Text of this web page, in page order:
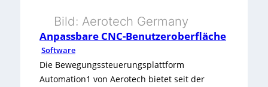
a
s
c
Bild: Aerotech Germany
Anpassbare CNC-Benutzeroberfläche
Software
Die Bewegungssteuerungsplattform
Automation1 von Aerotech bietet seit der